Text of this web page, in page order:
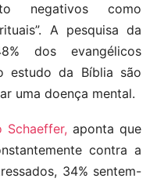
negativos como
A pesquisa da
dos evangélicos
estudo da Bíblia são
uma doença mental.
Schaeffer, aponta que
contra a
34% sentem-